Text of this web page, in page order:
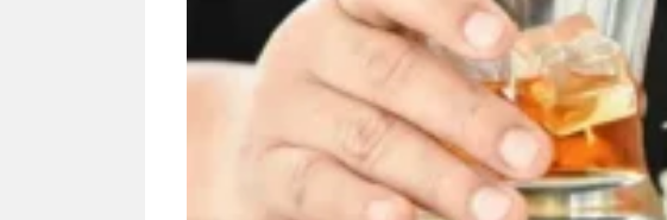
Nunung Srimulat & Vicky
Prasetyo Buka Restoran
Ayam Panggang! Cuma Rp
15 Ribu, Resep Rahasia
Sambut 2026, Kakkoii
Bandung Hadirkan Pesta All
You Can Eat Mulai Rp
145.000